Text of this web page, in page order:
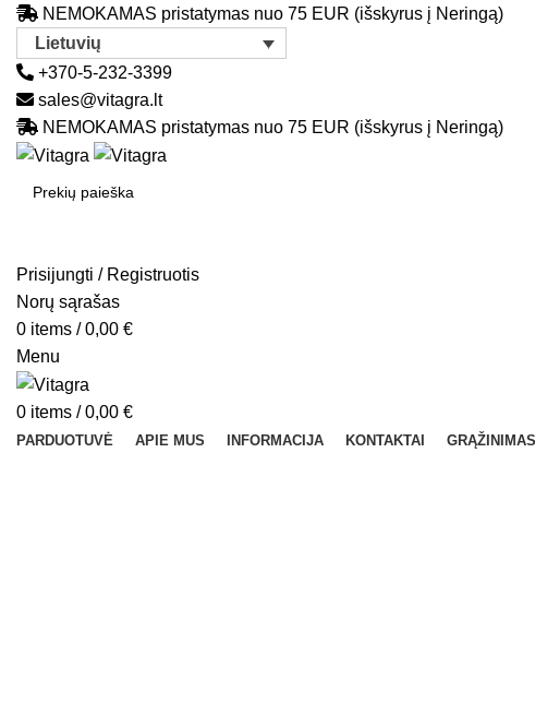
NEMOKAMAS pristatymas nuo 75 EUR (išskyrus į Neringą)
Lietuvių
+370-5-232-3399
sales@vitagra.lt
NEMOKAMAS pristatymas nuo 75 EUR (išskyrus į Neringą)
Prisijungti / Registruotis
Norų sąrašas
0 items / 0,00 €
Menu
0 items / 0,00 €
PARDUOTUVĖ APIE MUS INFORMACIJA KONTAKTAI